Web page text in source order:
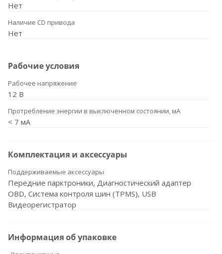
Нет
Наличие CD привода
Нет
Рабочие условия
Рабочее напряжение
12 В
Протребление энергии в выключенном состоянии, мА
< 7 мА
Комплектация и аксессуары
Поддерживаемые аксессуары
Передние парктроники, Диагностический адаптер
OBD, Система контроля шин (TPMS), USB
Видеорегистратор
Информация об упаковке